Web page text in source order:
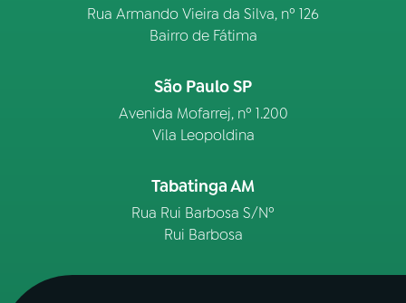
Rua Armando Vieira da Silva, nº 126
Bairro de Fátima
São Paulo SP
Avenida Mofarrej, nº 1.200
Vila Leopoldina
Tabatinga AM
Rua Rui Barbosa S/Nº
Rui Barbosa